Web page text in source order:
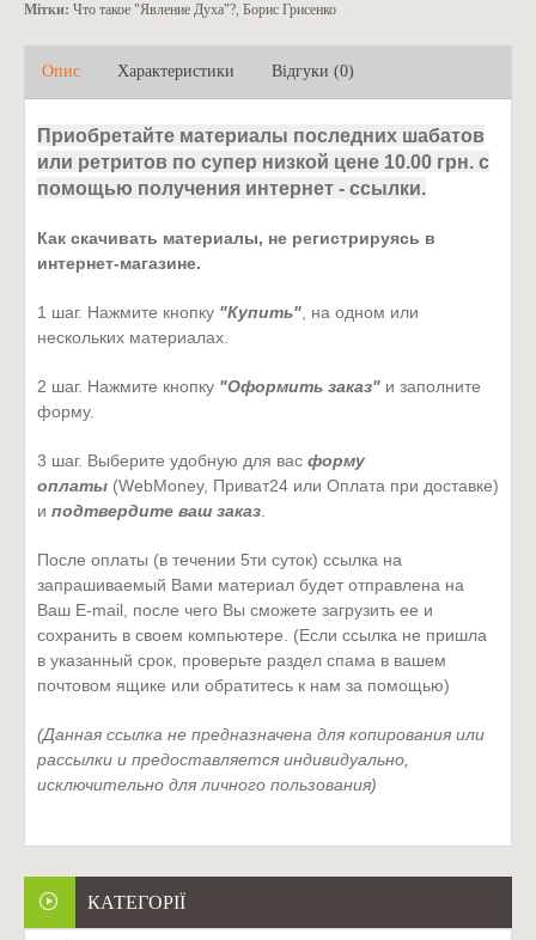
Мітки: Что такое "Явление Духа"?, Борис Грисенко
Опис Характеристики Відгуки (0)
Приобретайте материалы последних шабатов
или ретритов по супер низкой цене 10.00 грн. с
помощью получения интернет - ссылки.
Как скачивать материалы, не регистрируясь в
интернет-магазине.
1 шаг. Нажмите кнопку "Купить", на одном или
нескольких материалах.
2 шаг. Нажмите кнопку "Оформить заказ" и заполните
форму.
3 шаг. Выберите удобную для вас форму
оплаты (WebMoney, Приват24 или Оплата при доставке)
и подтвердите ваш заказ.
После оплаты (в течении 5ти суток) ссылка на
запрашиваемый Вами материал будет отправлена на
Ваш E-mail, после чего Вы сможете загрузить ее и
сохранить в своем компьютере. (Если ссылка не пришла
в указанный срок, проверьте раздел спама в вашем
почтовом ящике или обратитесь к нам за помощью)
(Данная ссылка не предназначена для копирования или
рассылки и предоставляется индивидуально,
исключительно для личного пользования)
КАТЕГОРІЇ